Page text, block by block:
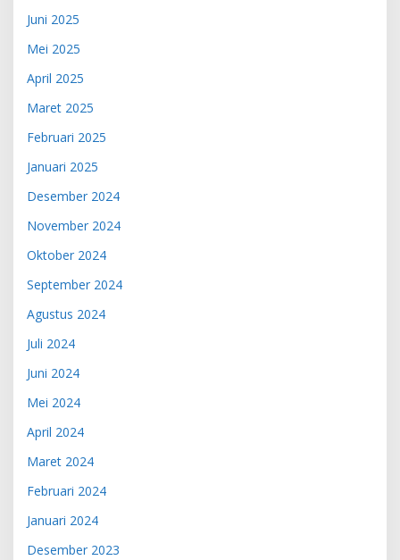
Juni 2025
Mei 2025
April 2025
Maret 2025
Februari 2025
Januari 2025
Desember 2024
November 2024
Oktober 2024
September 2024
Agustus 2024
Juli 2024
Juni 2024
Mei 2024
April 2024
Maret 2024
Februari 2024
Januari 2024
Desember 2023